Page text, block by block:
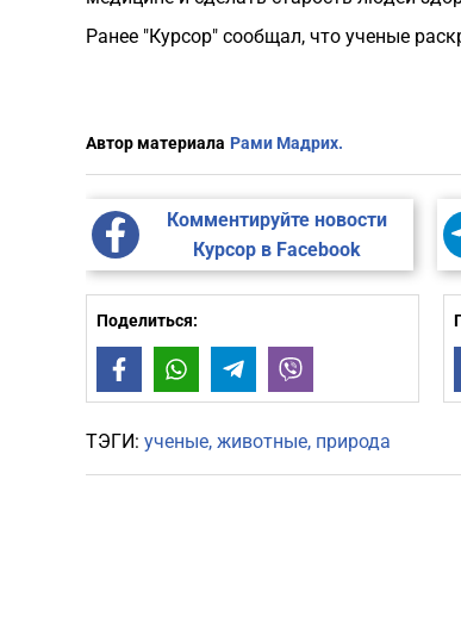
Ранее "Курсор" сообщал, что ученые
Автор материала Рами Мадрих.
Комментируйте новости
Курсор в Facebook
Поделиться:
FacebookWhatsAppTelegram
ТЭГИ: ученые животные природа